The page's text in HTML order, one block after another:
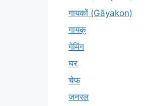
गायकों (Gāyakon)
गायक्
गेमिंग
घर
चेफ
जनरल